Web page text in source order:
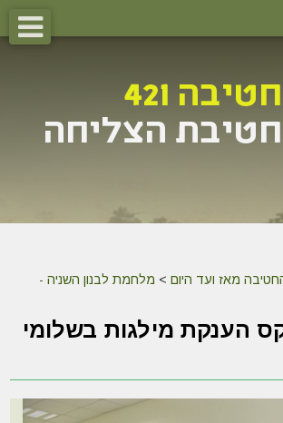
מאז ועד היום > מלחמת לבנון השניה -
הענקת מילגות בשלומי